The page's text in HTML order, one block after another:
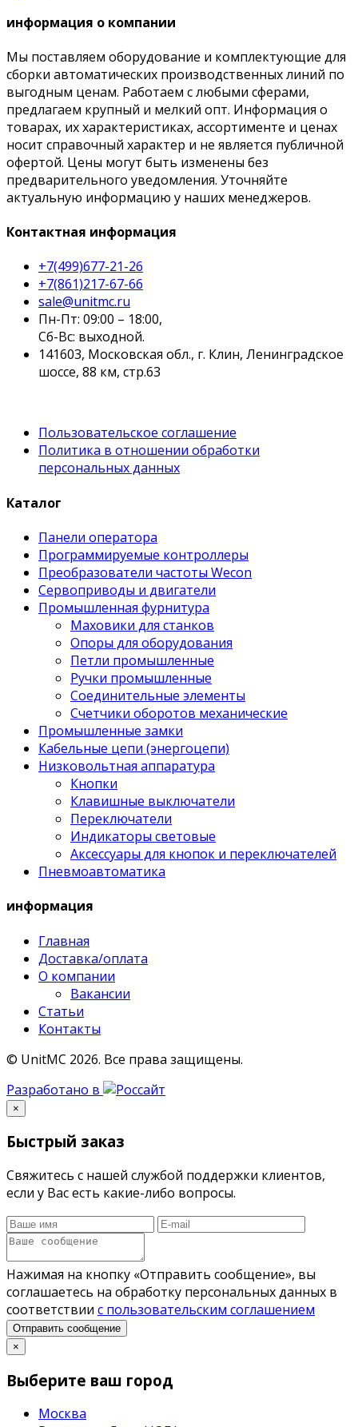
информация о компании
Мы поставляем оборудование и комплектующие для
сборки автоматических производственных линий по
выгодным ценам. Работаем с любыми сферами,
предлагаем крупный и мелкий опт. Информация о
товарах, их характеристиках, ассортименте и ценах
носит справочный характер и не является публичной
офертой. Цены могут быть изменены без
предварительного уведомления. Уточняйте
актуальную информацию у наших менеджеров.
Контактная информация
+7(499)677-21-26
+7(861)217-67-66
sale@unitmc.ru
Пн-Пт: 09:00 – 18:00,
Сб-Вс: выходной.
141603, Московская обл., г. Клин, Ленинградское
шоссе, 88 км, стр.63
Пользовательское соглашение
Политика в отношении обработки
персональных данных
Каталог
Панели оператора
Программируемые контроллеры
Преобразователи частоты Wecon
Сервоприводы и двигатели
Промышленная фурнитура
Маховики для станков
Опоры для оборудования
Петли промышленные
Ручки промышленные
Соединительные элементы
Счетчики оборотов механические
Промышленные замки
Кабельные цепи (энергоцепи)
Низковольтная аппаратура
Кнопки
Клавишные выключатели
Переключатели
Индикаторы световые
Аксессуары для кнопок и переключателей
Пневмоавтоматика
информация
Главная
Доставка/оплата
О компании
Вакансии
Статьи
Контакты
© UnitMC 2026. Все права защищены.
Разработано в
×
Быстрый заказ
Свяжитесь с нашей службой поддержки клиентов,
если у Вас есть какие-либо вопросы.
Нажимая на кнопку «Отправить сообщение», вы
соглашаетесь на обработку персональных данных в
соответствии с пользовательским соглашением
Отправить сообщение
×
Выберите ваш город
Москва